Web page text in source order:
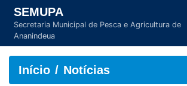
SEMUPA
Secretaria Municipal de Pesca e Agricultura de
Ananindeua
Início Notícias